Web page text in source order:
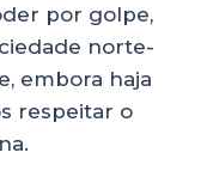
por golpe,
norte-
embora haja
respeitar o